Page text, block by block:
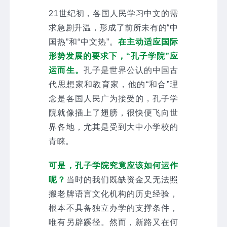
21世纪初，各国人民学习中文的需
求急剧升温，形成了前所未有的“中
国热”和“中文热”。在主动适应国际
形势发展的要求下，“孔子学院”应
运而生。 孔子是世界公认的中国古
代思想家和教育家，他的“和合”理
念是各国人民广为接受的，孔子学
院就像插上了翅膀，很快便飞向世
界各地，尤其是受到大中小学校的
青睐。
可是，孔子学院究竟应该如何运作
呢？ 当时的我们既缺资金又无法照
搬老牌语言文化机构的历史经验，
根本不具备独立办学的支撑条件，
唯有另辟蹊径。然而，新路又在何